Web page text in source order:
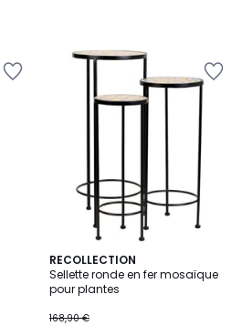
RECOLLECTION
Sellette ronde en fer mosaïque
pour plantes
168,90 €